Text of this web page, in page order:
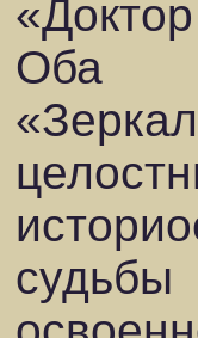
Оба